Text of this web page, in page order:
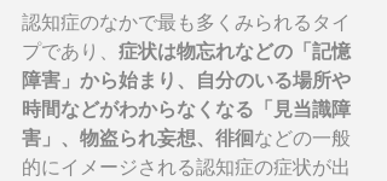
認知症のなかで最も多くみられるタイ
プであり、 症状は物忘れなどの「記憶
障害」から始まり、自分のいる場所や
時間などがわからなくなる「見当識障
害」、物盗られ妄想、徘徊などの一般
的にイメージされる認知症の症状が出